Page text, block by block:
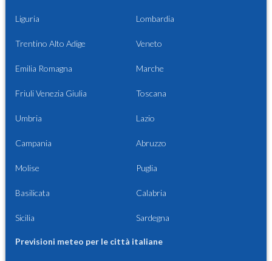
Liguria Lombardia
Trentino Alto Adige Veneto
Emilia Romagna Marche
Friuli Venezia Giulia Toscana
Umbria Lazio
Campania Abruzzo
Molise Puglia
Basilicata Calabria
Sicilia Sardegna
Previsioni meteo per le città italiane